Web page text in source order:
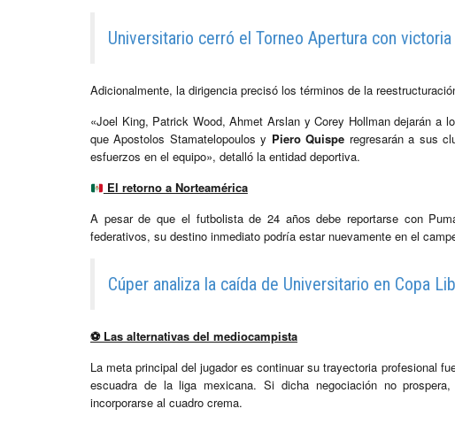
Universitario cerró el Torneo Apertura con
Adicionalmente, la dirigencia precisó los términos de la
«Joel King, Patrick Wood, Ahmet Arslan y Corey Hollman dejarán a
que Apostolos Stamatelopoulos y Piero Quispe regresarán a sus
esfuerzos en el equipo», detalló la entidad deportiva.
El retorno a Norteamérica
A pesar de que el futbolista de 24 años debe reportarse con
federativos, su destino inmediato podría estar nuevamente en el
Cúper analiza la caída de Universitario en Copa
⚽Las alternativas del mediocampista
La meta principal del jugador es continuar su trayectoria profesional
escuadra de la liga mexicana. Si dicha negociación no
incorporarse al cuadro crema.